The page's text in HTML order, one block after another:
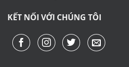
KẾT NỐI VỚI CHÚNG TÔI